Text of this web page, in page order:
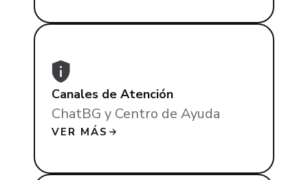
Canales de Atención
ChatBG y Centro de Ayuda
VER MÁS